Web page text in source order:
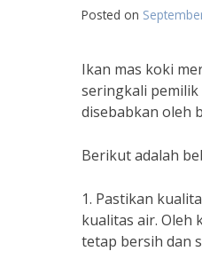
Posted on
Ikan mas koki
seringkali pemilik
disebabkan oleh
Berikut adalah
1. Pastikan
kualitas air. Oleh
tetap bersih dan